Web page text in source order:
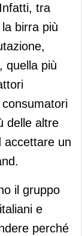
tra
birra più
quella più
delle altre
accettare un
il gruppo
e
perché